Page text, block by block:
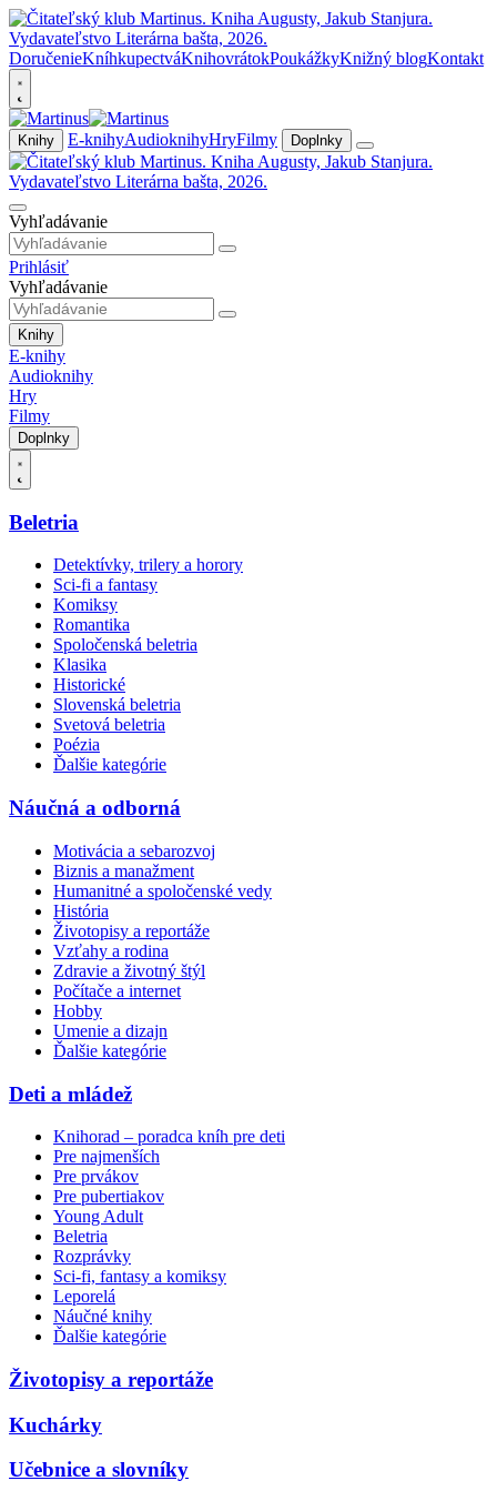
DoručenieKníhkupectváKnihovrátokPoukážkyKnižný blogKontakt
Knihy E-knihyAudioknihyHryFilmy Doplnky
Vyhľadávanie
Prihlásiť
Vyhľadávanie
Knihy
E-knihy
Audioknihy
Hry
Filmy
Doplnky
Beletria
Detektívky, trilery a horory
Sci-fi a fantasy
Komiksy
Romantika
Spoločenská beletria
Klasika
Historické
Slovenská beletria
Svetová beletria
Poézia
Ďalšie kategórie
Náučná a odborná
Motivácia a sebarozvoj
Biznis a manažment
Humanitné a spoločenské vedy
História
Životopisy a reportáže
Vzťahy a rodina
Zdravie a životný štýl
Počítače a internet
Hobby
Umenie a dizajn
Ďalšie kategórie
Deti a mládež
Knihorad – poradca kníh pre deti
Pre najmenších
Pre prvákov
Pre pubertiakov
Young Adult
Beletria
Rozprávky
Sci-fi, fantasy a komiksy
Leporelá
Náučné knihy
Ďalšie kategórie
Životopisy a reportáže
Kuchárky
Učebnice a slovníky